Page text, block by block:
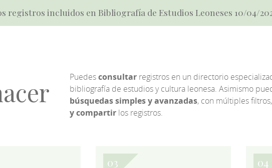
registros incluidos en Bibliografía de Estudios Leoneses 10/04/
Puedesconsultarregistros en un directorio
bibliografía de estudios y cultura leonesa. Asimismo
búsquedas simples y avanzadas, con múltiples
y compartirlos registros.